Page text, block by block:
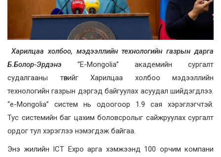
Харилцаа холбоо, мэдээллийн технологийн газрын дарга
Б.Болор-Эрдэнэ
“Е-Mongolia” академийн сургалт
судалгааны төвийг Харилцаа холбоо мэдээллийн
технологийн газрын дэргэд байгуулах асуудал шийдэгдлээ.
“e-Mongolia” систем нь одоогоор 1.9 сая хэрэглэгчтэй.
Тус системийн баг цахим боловсролыг сайжруулах сургалт
ордог тул хэрэглээ нэмэгдэж байгаа.
Энэ жилийн ICT Expo арга хэмжээнд 100 орчим компани